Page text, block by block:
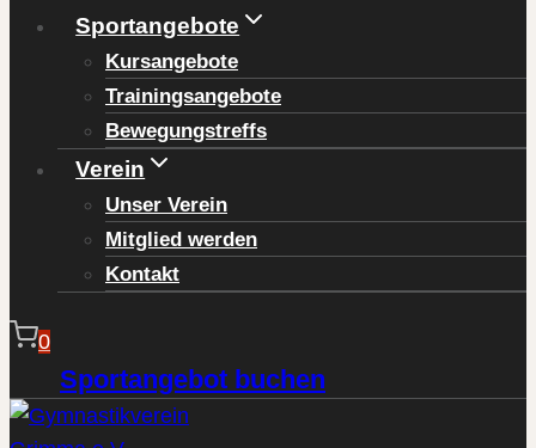
Sportangebote
Kursangebote
Trainingsangebote
Bewegungstreffs
Verein
Unser Verein
Mitglied werden
Kontakt
0
Sportangebot buchen